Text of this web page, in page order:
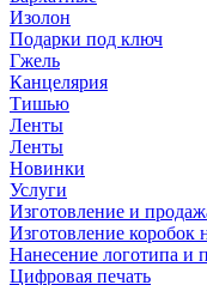
Изолон
Подарки под ключ
Гжель
Канцелярия
Тишью
Ленты
Ленты
Новинки
Услуги
Изготовление и
Изготовление коробок
Нанесение логотипа и
Цифровая печать